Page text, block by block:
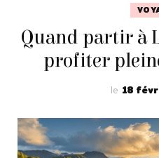
Quand partir à
profiter
le 18